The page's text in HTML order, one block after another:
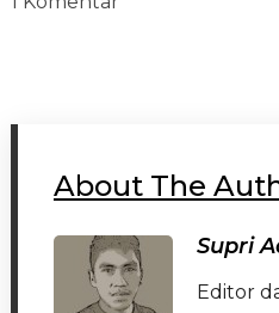
About The
Supri
Editor